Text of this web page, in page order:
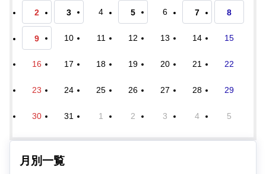
2 3 4 5 6 7 8
9 10 11 12 13 14 15
16 17 18 19 20 21 22
23 24 25 26 27 28 29
30 31 1 2 3 4 5
月別一覧